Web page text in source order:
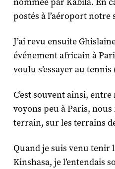
nommée par Kabila. En
postés à l’aéroport
J’ai revu ensuite
événement africain à
voulu s’essayer au
C’est souvent ainsi,
voyons peu à Paris,
terrain, sur les terrains
Quand je suis venu tenir
Kinshasa, je l’entendais